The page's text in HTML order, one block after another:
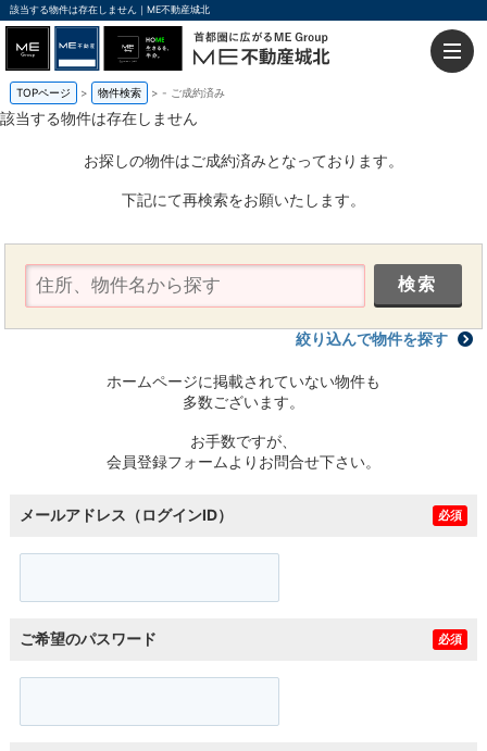
該当する物件は存在しません｜ME不動産城北
TOPページ 物件検索 - ご成約済み
該当する物件は存在しません
お探しの物件はご成約済みとなっております。
下記にて再検索をお願いたします。
絞り込んで物件を探す
ホームページに掲載されていない物件も
多数ございます。
お手数ですが、
会員登録フォームよりお問合せ下さい。
メールアドレス（ログインID） 必須
ご希望のパスワード 必須